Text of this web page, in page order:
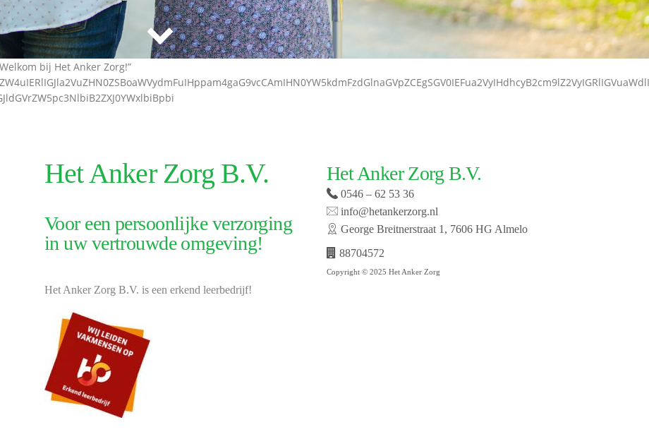
bij Het Anker Zorg!”
Het Anker Zorg B.V.
Voor een persoonlijke verzorging
in uw vertrouwde omgeving!
Het Anker Zorg B.V. is een erkend leerbedrijf!
Het Anker Zorg B.V.
0546 – 62 53 36
info@hetankerzorg.nl
George Breitnerstraat 1, 7606 HG Almelo
88704572
Copyright © 2025 Het Anker Zorg